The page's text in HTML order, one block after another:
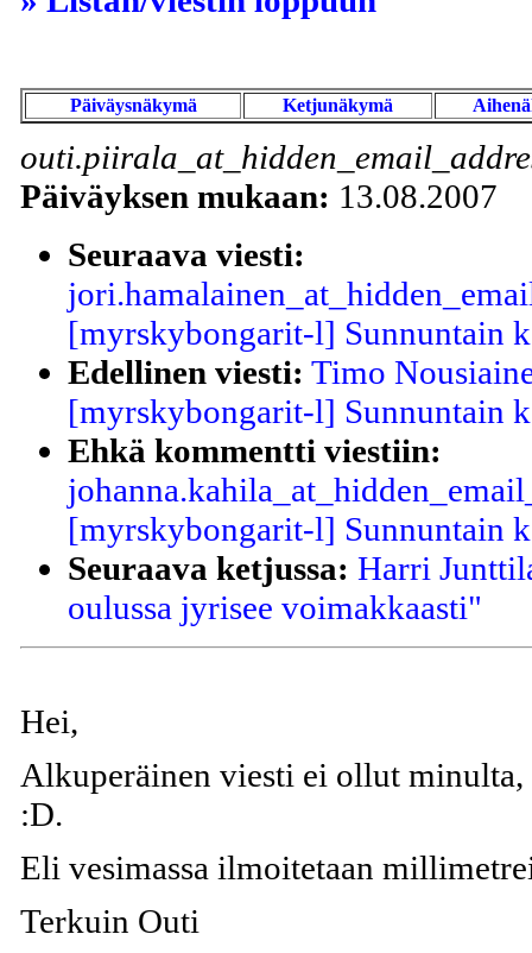
Päiväysnäkymä Ketjunäkymä
Päiväyksen mukaan: 13.08.2007
Seuraava viesti:
[myrskybongarit-l] Sunnuntain
Edellinen viesti: Timo
[myrskybongarit-l] Sunnuntain
Ehkä kommentti viestiin:
[myrskybongarit-l] Sunnuntain
Seuraava ketjussa: Harri
oulussa jyrisee voimakkaasti"
Hei,
Alkuperäinen viesti ei ollut
:D.
Eli vesimassa ilmoitetaan
Terkuin Outi